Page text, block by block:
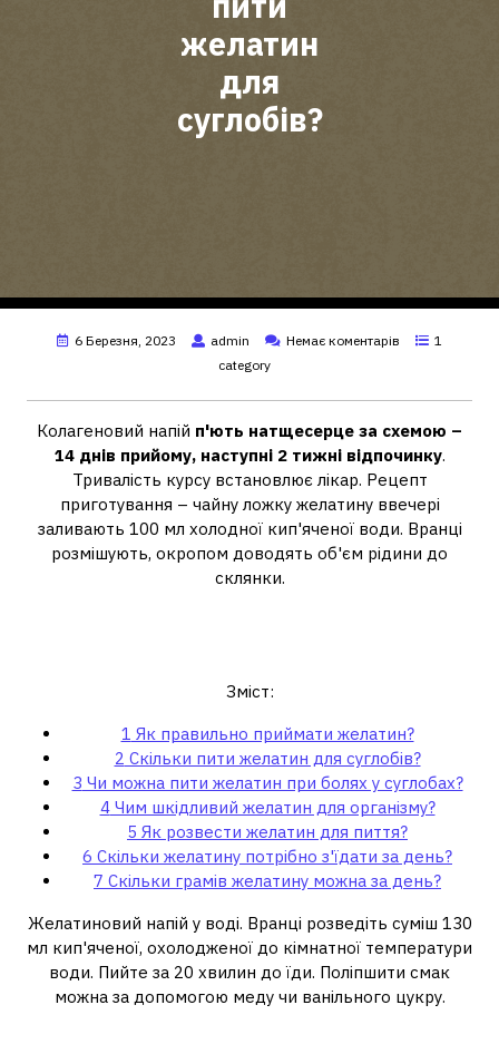
желатин
для
суглобів?
6 Березня, 2023 admin Немає коментарів
1
category
Колагеновий напій п'ють натщесерце за схемою –
14 днів прийому, наступні 2 тижні відпочинку.
Тривалість курсу встановлює лікар. Рецепт
приготування – чайну ложку желатину ввечері
заливають 100 мл холодної кип'яченої води. Вранці
розмішують, окропом доводять об'єм рідини до
склянки.
Зміст:
1 Як правильно приймати желатин?
2 Скільки пити желатин для суглобів?
3 Чи можна пити желатин при болях у суглобах?
4Чим шкідливий желатин для організму?
5 Як розвести желатин для пиття?
6 Скільки желатину потрібно з'їдати за день?
7 Скільки грамів желатину можна за день?
Желатиновий напій у воді. Вранці розведіть суміш 130
мл кип'яченої, охолодженої до кімнатної температури
води. Пийте за 20 хвилин до їди. Поліпшити смак
можна за допомогою меду чи ванільного цукру.